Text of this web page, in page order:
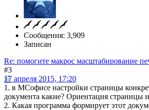
Сообщения: 3,909
Записан
Re: помогите макрос масштабирование
#3
17 апреля 2015, 17:20
1. в МСофисе настройки страницы
документа какие? Ориентация страницы
2. Какая программа формирует этот